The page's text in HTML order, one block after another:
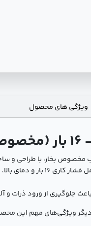
ویژگی های محصول
- 16 بار فاراب مخصوص بخار،
در شرایط سخت صنعتی ارائه می‌دهد.
جلوگیری از ورود
از دیگر ویژگی‌های مهم این